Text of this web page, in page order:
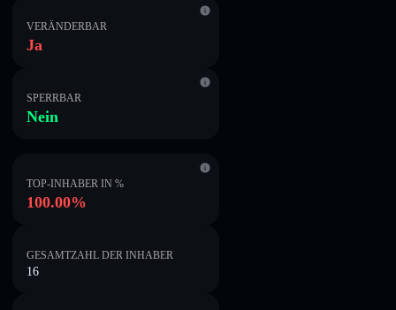
VERÄNDERBAR
Ja
SPERRBAR
Nein
TOP-INHABER IN %
100.00%
GESAMTZAHL DER INHABER
16